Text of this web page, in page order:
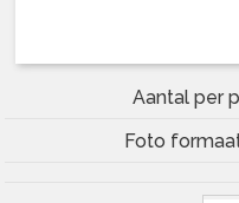
Aantal per
Foto